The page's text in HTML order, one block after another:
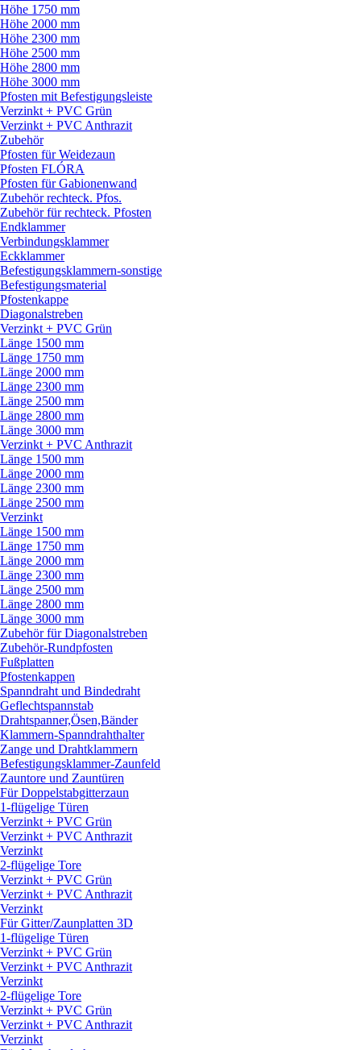
Höhe 1750 mm
Höhe 2000 mm
Höhe 2300 mm
Höhe 2500 mm
Höhe 2800 mm
Höhe 3000 mm
Pfosten mit Befestigungsleiste
Verzinkt + PVC Grün
Verzinkt + PVC Anthrazit
Zubehör
Pfosten für Weidezaun
Pfosten FLÓRA
Pfosten für Gabionenwand
Zubehör rechteck. Pfos.
Zubehör für rechteck. Pfosten
Endklammer
Verbindungsklammer
Eckklammer
Befestigungsklammern-sonstige
Befestigungsmaterial
Pfostenkappe
Diagonalstreben
Verzinkt + PVC Grün
Länge 1500 mm
Länge 1750 mm
Länge 2000 mm
Länge 2300 mm
Länge 2500 mm
Länge 2800 mm
Länge 3000 mm
Verzinkt + PVC Anthrazit
Länge 1500 mm
Länge 2000 mm
Länge 2300 mm
Länge 2500 mm
Verzinkt
Länge 1500 mm
Länge 1750 mm
Länge 2000 mm
Länge 2300 mm
Länge 2500 mm
Länge 2800 mm
Länge 3000 mm
Zubehör für Diagonalstreben
Zubehör-Rundpfosten
Fußplatten
Pfostenkappen
Spanndraht und Bindedraht
Geflechtspannstab
Drahtspanner,Ösen,Bänder
Klammern-Spanndrahthalter
Zange und Drahtklammern
Befestigungsklammer-Zaunfeld
Zauntore und Zauntüren
Für Doppelstabgitterzaun
1-flügelige Türen
Verzinkt + PVC Grün
Verzinkt + PVC Anthrazit
Verzinkt
2-flügelige Tore
Verzinkt + PVC Grün
Verzinkt + PVC Anthrazit
Verzinkt
Für Gitter/Zaunplatten 3D
1-flügelige Türen
Verzinkt + PVC Grün
Verzinkt + PVC Anthrazit
Verzinkt
2-flügelige Tore
Verzinkt + PVC Grün
Verzinkt + PVC Anthrazit
Verzinkt